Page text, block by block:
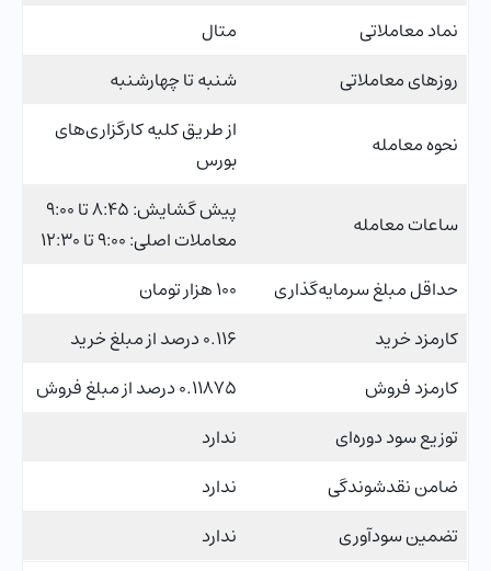
نماد معاملاتی
متال
روزهای معاملاتی
شنبه تا چهارشنبه
نحوه معامله
از طریق کلیه کارگزاری‌های
بورس
ساعات معامله
پیش گشایش: 8:45 تا 9:00
معاملات اصلی: 9:00 تا 12:30
حداقل مبلغ سرمایه‌گذاری
100 هزار تومان
کارمزد خرید
0.116 درصد از مبلغ خرید
کارمزد فروش
0.11875 درصد از مبلغ فروش
توزیع سود دوره‌ای
ندارد
ضامن نقدشوندگی
ندارد
تضمین سودآوری
ندارد